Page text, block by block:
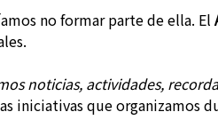
no formar parte de ella. El
noticias, actividades,
iniciativas que organizamos